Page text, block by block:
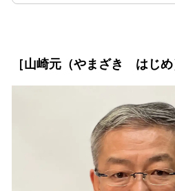
［山崎元（やまざき はじめ